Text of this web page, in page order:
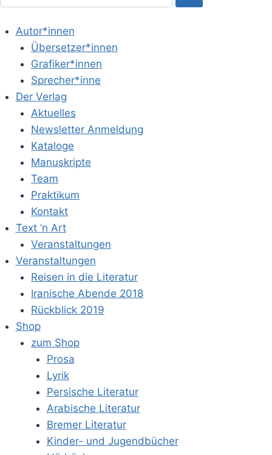
Autor*innen
Übersetzer*innen
Grafiker*innen
Sprecher*inne
Der Verlag
Aktuelles
Newsletter Anmeldung
Kataloge
Manuskripte
Team
Praktikum
Kontakt
Text ‘n Art
Veranstaltungen
Veranstaltungen
Reisen in die Literatur
Iranische Abende 2018
Rückblick 2019
Shop
zum Shop
Prosa
Lyrik
Persische Literatur
Arabische Literatur
Bremer Literatur
Kinder- und Jugendbücher